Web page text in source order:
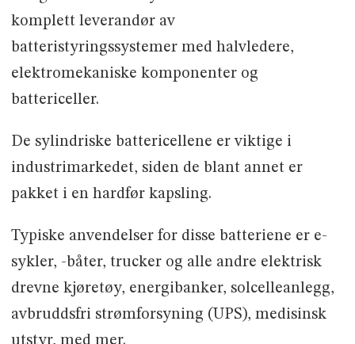
komplett leverandør av
batteristyringssystemer med halvledere,
elektromekaniske komponenter og
battericeller.
De sylindriske battericellene er viktige i
industrimarkedet, siden de blant annet er
pakket i en hardfør kapsling.
Typiske anvendelser for disse batteriene er e-
sykler, -båter, trucker og alle andre elektrisk
drevne kjøretøy, energibanker, solcelleanlegg,
avbruddsfri strømforsyning (UPS), medisinsk